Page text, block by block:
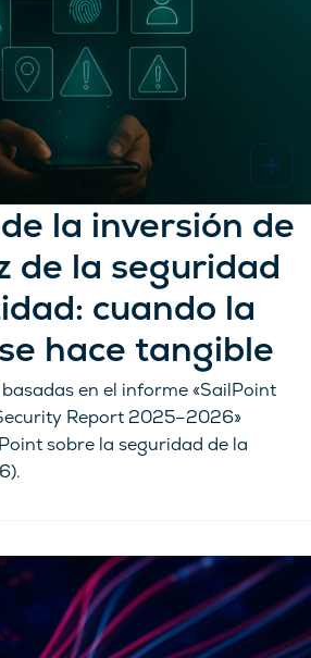
la inversión de
de la seguridad
cuando la
hace tangible
en el informe «SailPoint
Report 2025–2026»
sobre la seguridad de la